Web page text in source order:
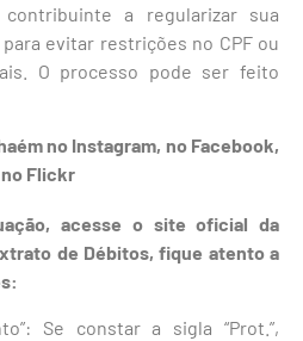
a regularizar sua
evitar restrições no CPF ou
O processo pode ser feito
no Instagram, no Facebook,
Flickr
acesse o site oficial da
de Débitos, fique atento a
Se constar a sigla “Prot.”,